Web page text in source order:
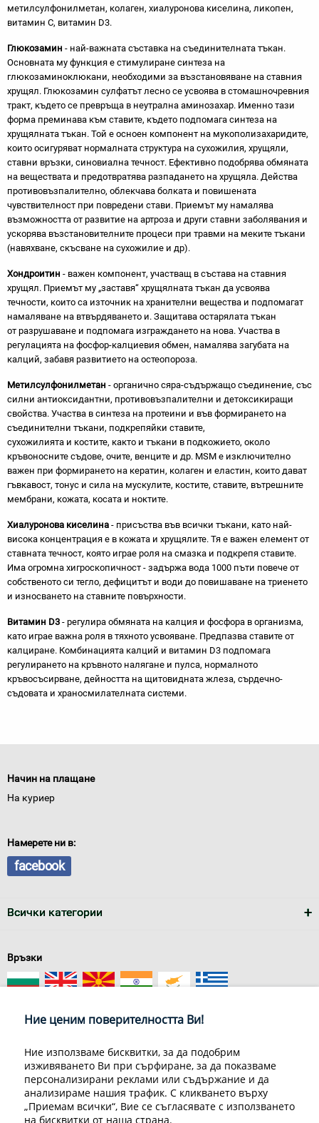
метилсулфонилметан, колаген, хиалуронова киселина, ликопен,
витамин С, витамин D3.
Глюкозамин - най-важната съставка на съединителната тъкан.
Основната му функция е стимулиране синтеза на
глюкозаминоклюкани, необходими за възстановяване на ставния
хрущял. Глюкозамин сулфатът лесно се усвоява в стомашночревния
тракт, където се превръща в неутрална аминозахар. Именно тази
форма преминава към ставите, където подпомага синтеза на
хрущялната тъкан. Той е осноен компонент на мукополизахаридите,
които осигуряват нормалната структура на сухожилия, хрущяли,
ставни връзки, синовиална течност. Ефективно подобрява обмяната
на веществата и предотвратява разпадането на хрущяла. Действа
противовъзпалително, облекчава болката и повишената
чувствителност при повредени стави. Приемът му намалява
възможността от развитие на артроза и други ставни заболявания и
ускорява възстановителните процеси при травми на меките тъкани
(навяхване, скъсване на сухожилие и др).
Хондроитин - важен компонент, участващ в състава на ставния
хрущял. Приемът му „заставя“ хрущялната тъкан да усвоява
течности, които са източник на хранителни вещества и подпомагат
намаляване на втвърдяването и. Защитава остарялата тъкан
от разрушаване и подпомага изграждането на нова. Участва в
регулацията на фосфор-калциевия обмен, намалява загубата на
калций, забавя развитието на остеопороза.
Метилсулфонилметан - органично сяра-съдържащо съединение, със
силни антиоксидантни, противовъзпалителни и детоксикиращи
свойства. Участва в синтеза на протеини и във формирането на
съединителни тъкани, подкрепяйки ставите,
сухожилията и костите, както и тъкани в подкожието, около
кръвоносните съдове, очите, венците и др. МSM e изключително
важен при формирането на кератин, колаген и еластин, които дават
гъвкавост, тонус и сила на мускулите, костите, ставите, вътрешните
мембрани, кожата, косата и ноктите.
Хиалуронова киселина - присъства във всички тъкани, като най-
висока концентрация е в кожата и хрущялите. Тя е важен елемент от
ставната течност, която играе роля на смазка и подкрепя ставите.
Има огромна хигроскопичност - задържа вода 1000 пъти повече от
собственото си тегло, дефицитът и води до повишаване на триенето
и износването на ставните повърхности.
Витамин D3 - регулира обмяната на калция и фосфора в организма,
като играе важна роля в тяхното усвояване. Предпазва ставите от
калциране. Комбинацията калций и витамин D3 подпомага
регулирането на кръвното налягане и пулса, нормалното
кръвосъсирване, дейността на щитовидната жлеза, сърдечно-
съдовата и храносмилателната системи.
Начин на плащане
На куриер
Намерете ни в:
facebook
Всички категории
Връзки
За нас
Условия за доставка
Конфиденциалност на информацията
Общи условия
Декларация за личните данни
Често задавани въпроси
Ние ценим поверителността Ви!
Ние използваме бисквитки, за да подобрим
изживяването Ви при сърфиране, за да показваме
персонализирани реклами или съдържание и да
анализираме нашия трафик. С кликването върху
„Приемам всички“, Вие се съгласявате с използването
на бисквитки от наша страна.